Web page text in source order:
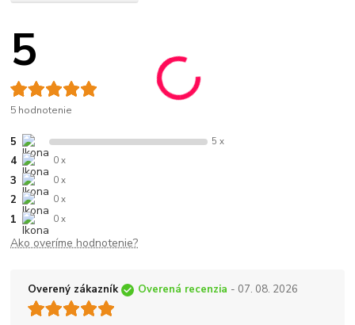
5
5 hodnotenie
5 5 x
4 0 x
3 0 x
2 0 x
1 0 x
Ako overíme hodnotenie?
Overený zákazník Overená recenzia - 07. 08. 2026